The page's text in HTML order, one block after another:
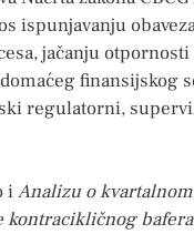
ispunjavanju
jačanju
finansijskog
regulatorni,
iAnalizu o